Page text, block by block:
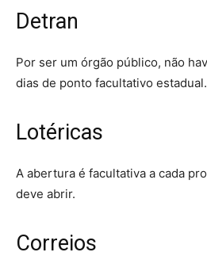
Detran
Por ser um órgão público, não
dias de ponto facultativo estadual.
Lotéricas
A abertura é facultativa a cada
deve abrir.
Correios